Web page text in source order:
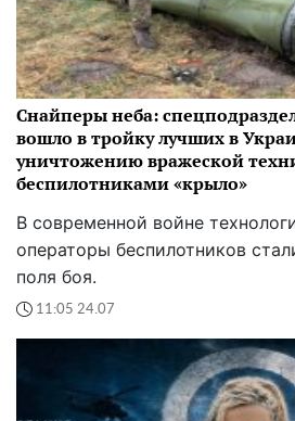
Снайперы неба:
вошло в тройку лучших в
уничтожению вражеской
беспилотниками «крыло»
В современной войне
операторы беспилотников
поля боя.
11:05 24.07